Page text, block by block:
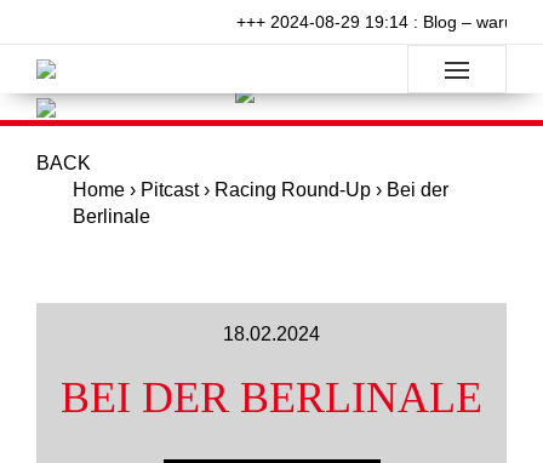
+++ 2024-08-29 19:14 : Blog – warum
BACK
Home › Pitcast› Racing Round-Up › Bei der
Berlinale
18.02.2024
BEI DER BERLINALE